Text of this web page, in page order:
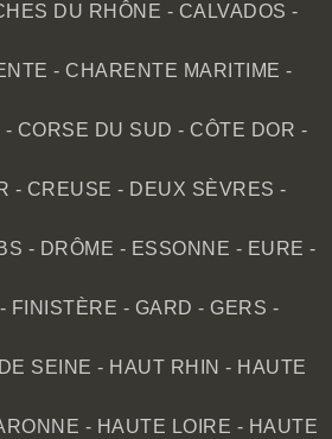
DU RHÔNE - CALVADOS -
-CHARENTE MARITIME -
- CORSE DU SUD - CÔTE DOR -
- CREUSE - DEUX SÈVRES -
- DRÔME - ESSONNE - EURE -
- FINISTÈRE - GARD - GERS -
SEINE - HAUT RHIN - HAUTE
- HAUTE LOIRE - HAUTE